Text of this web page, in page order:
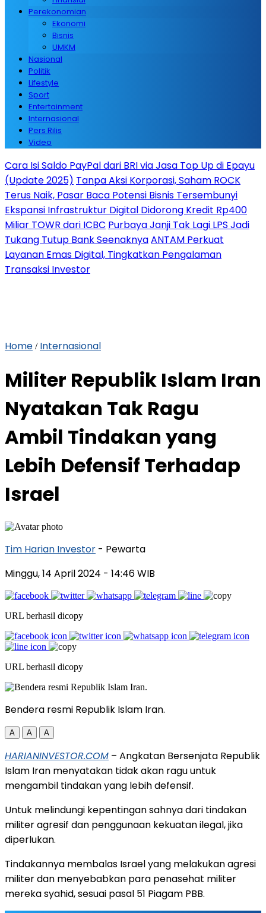
Perekonomian
Ekonomi
Bisnis
UMKM
Nasional
Politik
Lifestyle
Sport
Entertainment
Internasional
Pers Rilis
Video
Cara Isi Saldo PayPal dari BRI via Jasa Top Up di Epayu
(Update 2025) Tanpa Aksi Korporasi, Saham ROCK
Terus Naik, Pasar Baca Potensi Bisnis Tersembunyi
Ekspansi Infrastruktur Digital Didorong Kredit Rp400
Miliar TOWR dari ICBC Purbaya Janji Tak Lagi LPS Jadi
Tukang Tutup Bank SeenaknyaANTAM Perkuat
Layanan Emas Digital, Tingkatkan Pengalaman
Transaksi Investor
Home / Internasional
Militer Republik Islam Iran
Nyatakan Tak Ragu
Ambil Tindakan yang
Lebih Defensif Terhadap
Israel
Tim Harian Investor - Pewarta
Minggu, 14 April 2024 - 14:46 WIB
URL berhasil dicopy
URL berhasil dicopy
Bendera resmi Republik Islam Iran.
A A A
HARIANINVESTOR.COM – Angkatan Bersenjata Republik
Islam Iran menyatakan tidak akan ragu untuk
mengambil tindakan yang lebih defensif.
Untuk melindungi kepentingan sahnya dari tindakan
militer agresif dan penggunaan kekuatan ilegal, jika
diperlukan.
Tindakannya membalas Israel yang melakukan agresi
militer dan menyebabkan para penasehat militer
mereka syahid, sesuai pasal 51 Piagam PBB.